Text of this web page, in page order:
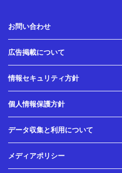
お問い合わせ
広告掲載について
情報セキュリティ方針
個人情報保護方針
データ収集と利用について
メディアポリシー